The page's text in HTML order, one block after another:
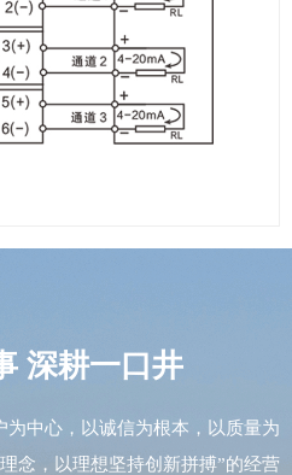
深耕一口井
中心，以诚信为根本，以质量为
念，以理想坚持创新拼搏”的经营